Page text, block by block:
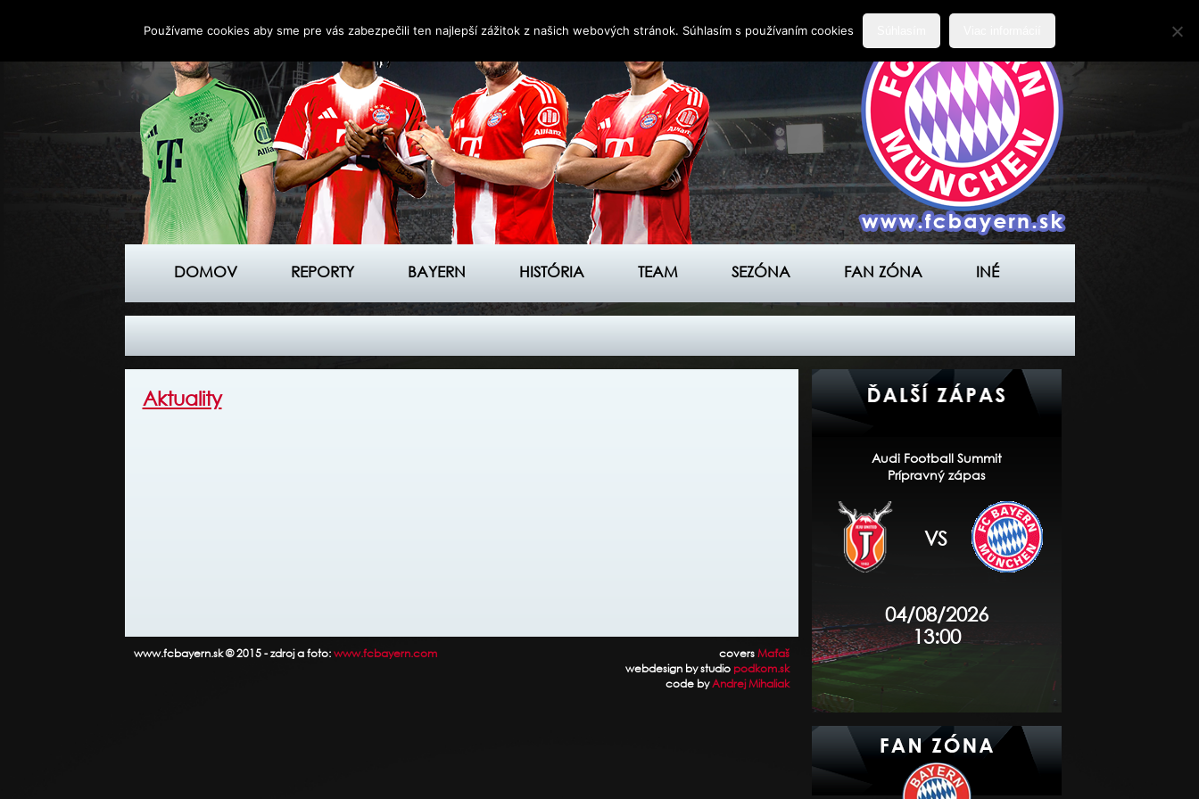
DOMOV REPORTY BAYERN HISTÓRIA TEAM SEZÓNA FAN ZÓNA INÉ
Aktuality
www.fcbayern.sk © 2015 - zdroj a foto:www.fcbayern.com coversMaťaš
webdesign by studio podkom.sk
code byAndrej Mihaliak
Audi Football Summit
Prípravný zápas
VS
04/08/2026
13:00
Používame cookies aby sme pre vás zabezpečili ten najlepší zážitok z našich webových stránok. Súhlasím s používaním cookies